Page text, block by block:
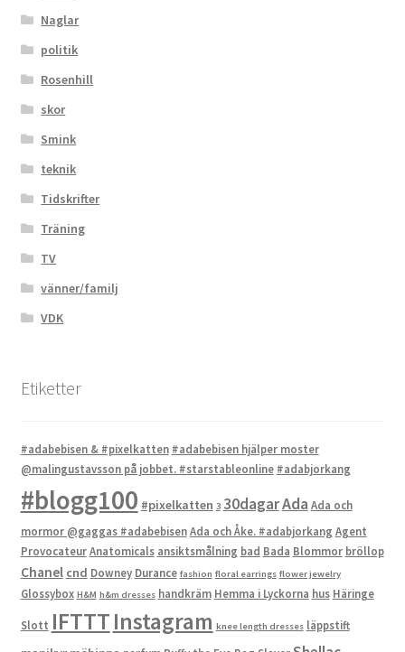
Naglar
politik
Rosenhill
skor
Smink
teknik
Tidskrifter
Träning
TV
vänner/familj
VDK
Etiketter
#adabebisen & #pixelkatten #adabebisen hjälper moster
@malingustavsson på jobbet. #starstableonline #adabjorkang
#blogg100 #pixelkatten 3 30dagarAda Ada och
mormor @gaggas #adabebisenAda och Åke. #adabjorkang Agent
ProvocateurAnatomicals ansiktsmålning bad Bada Blommor bröllop
Chanel cnd Downey Durance fashion floral earrings flower jewelry
Glossybox H&M h&m dresses handkräm Hemma i Lyckorna hus Häringe
Slott IFTTTInstagram knee length dresses läppstift